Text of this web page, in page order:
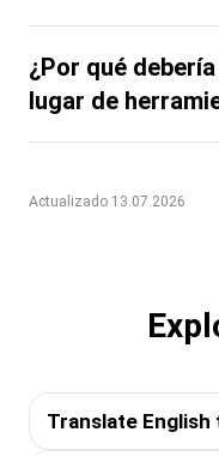
¿Por qué
lugar de
Actualizado 13.07.2026
Translate English